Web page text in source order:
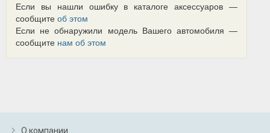
Если вы нашли ошибку в каталоге аксессуаров —
сообщите об этом
Если не обнаружили модель Вашего автомобиля —
сообщите нам об этом
О компании